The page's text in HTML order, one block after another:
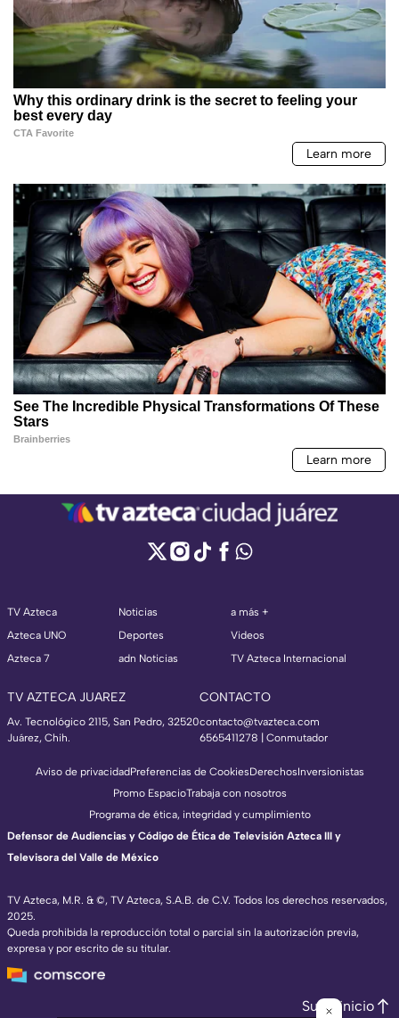
TV Azteca
Azteca UNO
Azteca 7
Noticias
Deportes
adn Noticias
a más +
Videos
TV Azteca Internacional
TV AZTECA JUAREZ
Av. Tecnológico 2115, San Pedro, 32520
Juárez, Chih.
CONTACTO
contacto@tvazteca.com
6565411278 | Conmutador
TV Azteca, M.R. & ©, TV Azteca, S.A.B. de C.V. Todos los derechos reservados,
2025.
Queda prohibida la reproducción total o parcial sin la autorización previa,
expresa y por escrito de su titular.
Aviso de privacidadPreferencias de CookiesDerechosInversionistas
Promo EspacioTrabaja con nosotros
Programa de ética, integridad y cumplimiento
Defensor de Audiencias y Código de Ética de Televisión Azteca III y
Televisora del Valle de México
Subir inicio